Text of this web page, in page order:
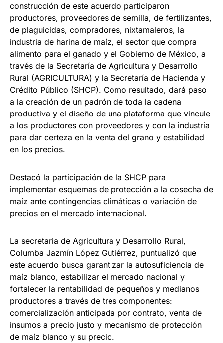
construcción de este acuerdo participaron
productores, proveedores de semilla, de fertilizantes,
de plaguicidas, compradores, nixtamaleros, la
industria de harina de maíz, el sector que compra
alimento para el ganado y el Gobierno de México, a
través de la Secretaría de Agricultura y Desarrollo
Rural (AGRICULTURA) y la Secretaría de Hacienda y
Crédito Público (SHCP). Como resultado, dará paso
a la creación de un padrón de toda la cadena
productiva y el diseño de una plataforma que vincule
a los productores con proveedores y con la industria
para dar certeza en la venta del grano y estabilidad
en los precios.
Destacó la participación de la SHCP para
implementar esquemas de protección a la cosecha de
maíz ante contingencias climáticas o variación de
precios en el mercado internacional.
La secretaria de Agricultura y Desarrollo Rural,
Columba Jazmín López Gutiérrez, puntualizó que
este acuerdo busca garantizar la autosuficiencia de
maíz blanco, estabilizar el mercado nacional y
fortalecer la rentabilidad de pequeños y medianos
productores a través de tres componentes:
comercialización anticipada por contrato, venta de
insumos a precio justo y mecanismo de protección
de maíz blanco y su precio.